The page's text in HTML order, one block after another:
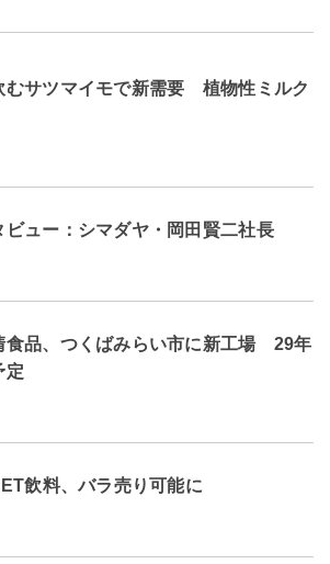
むサツマイモで新需要 植物性ミルク
ビュー：シマダヤ・岡田賢二社長
食品、つくばみらい市に新工場 29年
定
飲料、バラ売り可能に